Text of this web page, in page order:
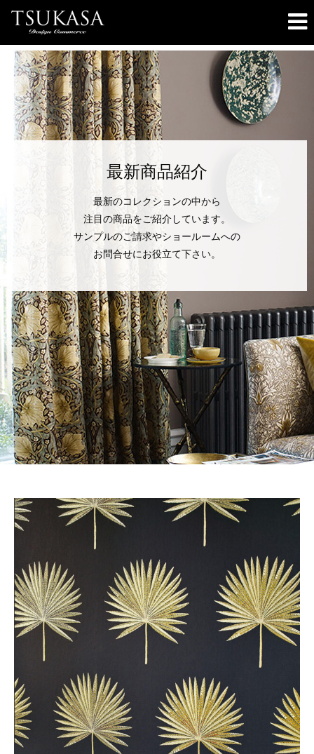
最新商品紹介
最新のコレクションの中から
注目の商品をご紹介しています。
サンプルのご請求やショールームへの
お問合せにお役立て下さい。